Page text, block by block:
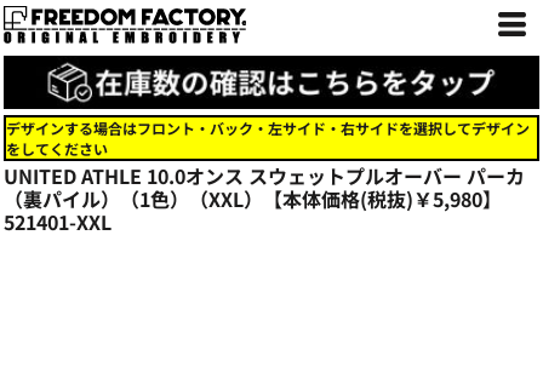
デザインする場合はフロント・バック・左サイド・右サイドを選択してデザイン
をしてください
UNITED ATHLE 10.0オンス スウェットプルオーバー パーカ
（裏パイル）（1色）（XXL）【本体価格(税抜)￥5,980】
521401-XXL